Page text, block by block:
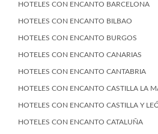
HOTELES CON ENCANTO BARCELONA
HOTELES CON ENCANTO BILBAO
HOTELES CON ENCANTO BURGOS
HOTELES CON ENCANTO CANARIAS
HOTELES CON ENCANTO CANTABRIA
HOTELES CON ENCANTO CASTILLA LA
HOTELES CON ENCANTO CASTILLA Y
HOTELES CON ENCANTO CATALUÑA